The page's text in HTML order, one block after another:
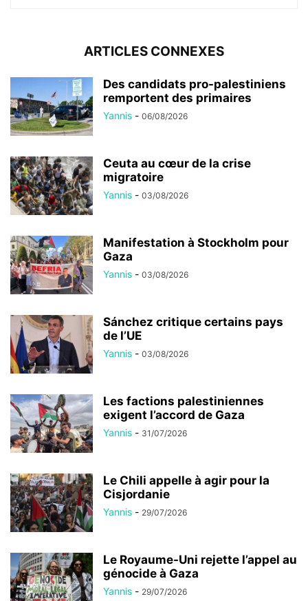
ARTICLES CONNEXES
Des candidats pro-palestiniens
remportent des primaires
Yannis - 06/08/2026
Ceuta au cœur de la crise
migratoire
Yannis - 03/08/2026
Manifestation à Stockholm pour
Gaza
Yannis - 03/08/2026
Sánchez critique certains pays
de l’UE
Yannis - 03/08/2026
Les factions palestiniennes
exigent l’accord de Gaza
Yannis - 31/07/2026
Le Chili appelle à agir pour la
Cisjordanie
Yannis - 29/07/2026
Le Royaume-Uni rejette l’appel au
génocide à Gaza
Yannis - 29/07/2026